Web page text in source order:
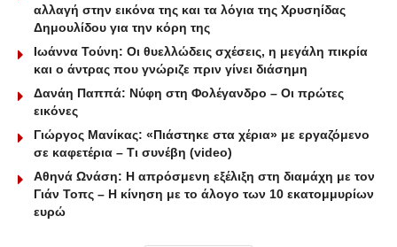
αλλαγή στην εικόνα της και τα λόγια της Χρυσηίδας
Δημουλίδου για την κόρη της
Ιωάννα Τούνη: Οι θυελλώδεις σχέσεις, η μεγάλη πικρία
και ο άντρας που γνώριζε πριν γίνει διάσημη
Δανάη Παππά: Νύφη στη Φολέγανδρο – Οι πρώτες
εικόνες
Γιώργος Μανίκας: «Πιάστηκε στα χέρια» με εργαζόμενο
σε καφετέρια – Tι συνέβη (video)
Αθηνά Ωνάση: Η απρόσμενη εξέλιξη στη διαμάχη με τον
Γιάν Τοπς – Η κίνηση με το άλογο των 10 εκατομμυρίων
ευρώ